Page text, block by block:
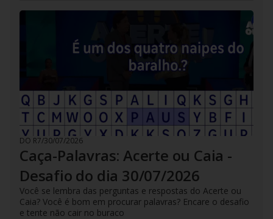
DO R7/30/07/2026
Caça-Palavras: Acerte ou Caia -
Desafio do dia 30/07/2026
Você se lembra das perguntas e respostas do Acerte ou
Caia? Você é bom em procurar palavras? Encare o desafio
e tente não cair no buraco